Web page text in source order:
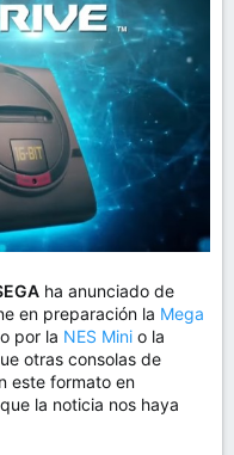
ha anunciado de
en preparación la Mega
por la NES Mini o la
otras consolas de
este formato en
la noticia nos haya